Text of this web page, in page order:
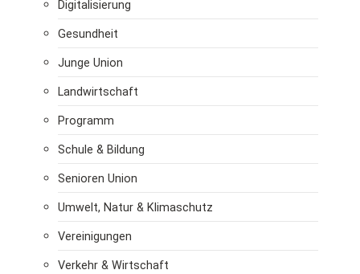
Digitalisierung
Gesundheit
Junge Union
Landwirtschaft
Programm
Schule & Bildung
Senioren Union
Umwelt, Natur & Klimaschutz
Vereinigungen
Verkehr & Wirtschaft